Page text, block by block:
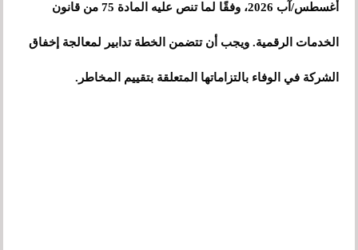
أغسطس/آب 2026، وفقًا لما تنص عليه المادة 75 من قانون
الخدمات الرقمية. ويجب أن تتضمن الخطة تدابير لمعالجة إخفاق
الشركة في الوفاء بالتزاماتها المتعلقة بتقييم المخاطر.